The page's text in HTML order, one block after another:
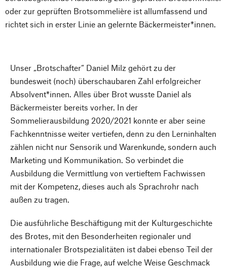
oder zur geprüften Brotsommelière ist allumfassend und
richtet sich in erster Linie an gelernte Bäckermeister*innen.
Unser „Brotschafter“ Daniel Milz gehört zu der
bundesweit (noch) überschaubaren Zahl erfolgreicher
Absolvent*innen. Alles über Brot wusste Daniel als
Bäckermeister bereits vorher. In der
Sommelierausbildung 2020/2021 konnte er aber seine
Fachkenntnisse weiter vertiefen, denn zu den Lerninhalten
zählen nicht nur Sensorik und Warenkunde, sondern auch
Marketing und Kommunikation. So verbindet die
Ausbildung die Vermittlung von vertieftem Fachwissen
mit der Kompetenz, dieses auch als Sprachrohr nach
außen zu tragen.
Die ausführliche Beschäftigung mit der Kulturgeschichte
des Brotes, mit den Besonderheiten regionaler und
internationaler Brotspezialitäten ist dabei ebenso Teil der
Ausbildung wie die Frage, auf welche Weise Geschmack